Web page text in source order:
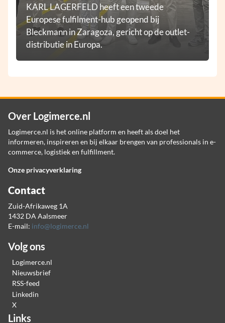
KARL LAGERFELD heeft een tweede
Europese fulfilment-hub geopend bij
Bleckmann in Zaragoza, gericht op de outlet-
distributie in Europa.
Over Logimerce.nl
Logimerce.nl is het online platform en heeft als doel het
informeren, inspireren en bij elkaar brengen van professionals in e-
commerce, logistiek en fulfillment.
Onze privacyverklaring
Contact
Zuid-Afrikaweg 1A
1432 DA Aalsmeer
E-mail: info@logimerce.nl
Volg ons
Logimerce.nl
Nieuwsbrief
RSS-feed
Linkedin
X
Links